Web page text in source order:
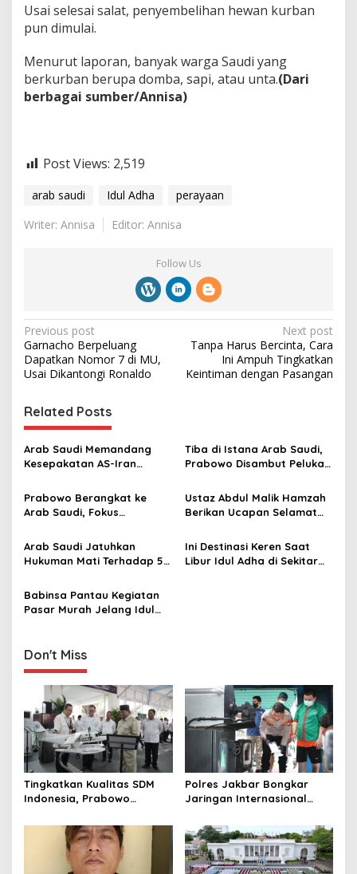
Usai selesai salat, penyembelihan hewan kurban
pun dimulai.
Menurut laporan, banyak warga Saudi yang
berkurban berupa domba, sapi, atau unta.(Dari
berbagai sumber/Annisa)
Post Views: 2,519
arab saudi Idul Adha
perayaan
Writer: Annisa
Editor: Annisa
Follow Us
P
o
s
t
n
a
v
i
g
t
o
Previous post
Garnacho Berpeluang
Dapatkan Nomor 7 di MU,
Usai Dikantongi Ronaldo
Next post
Tanpa Harus Bercinta, Cara
Ini Ampuh Tingkatkan
Keintiman dengan Pasangan
Related Posts
Arab Saudi Memandang
Kesepakatan AS-Iran
“Pengkhianatan Strategis”
Tiba di Istana Arab Saudi,
Prabowo Disambut Pelukan
Prabowo Berangkat ke
Arab Saudi, Fokus
Bilateral dan
Penyelenggaraan Haji
Ustaz Abdul Malik Hamzah
Berikan Ucapan Selamat
Indonesia
Arab Saudi Jatuhkan
Hukuman Mati Terhadap 5
Ini Destinasi Keren Saat
Libur Idul Adha di Sekitar
Babinsa Pantau Kegiatan
Pasar Murah Jelang Idul
Don't Miss
Tingkatkan Kualitas SDM
Indonesia, Prabowo
hingga Undang Universitas
Terbaik Dunia
Polres Jakbar Bongkar
Jaringan Internasional
Narkoba, 7 Tersangka
Diringkus dan Barang Bukti
1,1 Ton Rp119 Miliar
Dimusnahkan